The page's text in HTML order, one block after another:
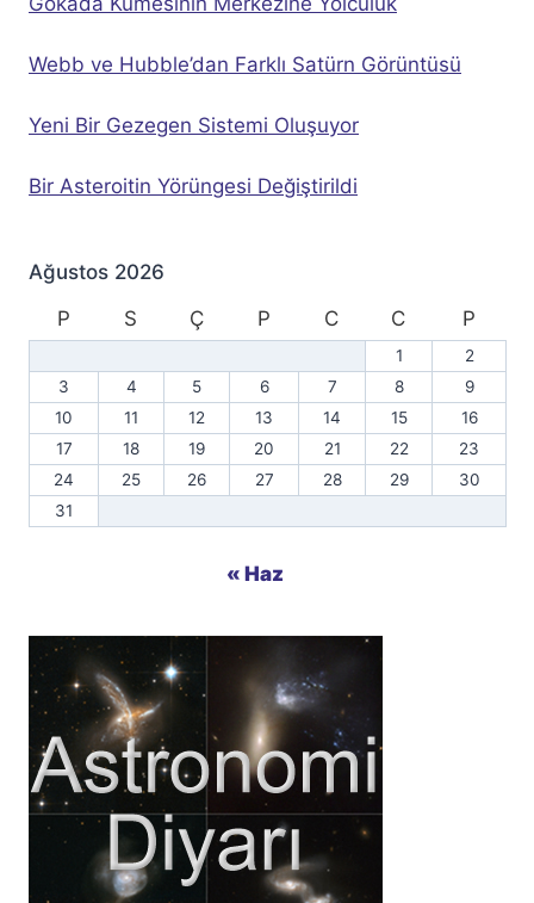
Webb ve Hubble’dan Farklı Satürn Görüntüsü
Yeni Bir Gezegen Sistemi Oluşuyor
Bir Asteroitin Yörüngesi Değiştirildi
Ağustos 2026
P
S Ç P C C P
1
2
3
4 5 6 7 8
9
10
11 12 13 14 15
16
17
18 19 20 21 22
23
24
25 26 27 28 29
30
31
« Haz